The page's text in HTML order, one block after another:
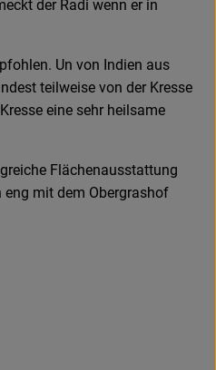
der Radi wenn er in
Un von Indien aus
teilweise von der Kresse
eine sehr heilsame
Flächenausstattung
mit dem Obergrashof